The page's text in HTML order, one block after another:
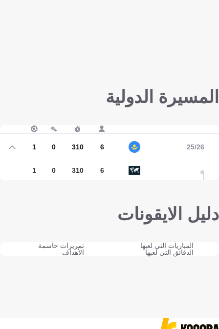
المسيرة الدولية
25/26
6
310
0
1
6
310
0
1
دليل الايقونات
المباريات التي لعبها
تمريرات حاسمة
الدقائق التي لعبها
الأهداف